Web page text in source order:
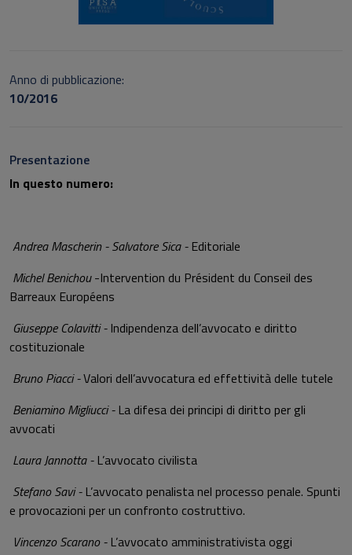
Anno di pubblicazione:
10/2016
Presentazione
In questo numero:
Andrea Mascherin - Salvatore Sica -Editoriale
Michel Benichou-Intervention du Président du Conseil des
Barreaux Européens
Giuseppe Colavitti -Indipendenza dell’avvocato e diritto
costituzionale
Bruno Piacci -Valori dell’avvocatura ed effettività delle tutele
Beniamino Migliucci -La difesa dei principi di diritto per gli
avvocati
Laura Jannotta -L’avvocato civilista
Stefano Savi -L’avvocato penalista nel processo penale. Spunti
e provocazioni per un confronto costruttivo.
Vincenzo Scarano -L’avvocato amministrativista oggi